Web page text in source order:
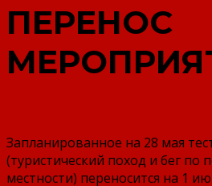
ПЕРЕНОС
Запланированное на 28 мая
(туристический поход и бег по
местности) переносится на 1